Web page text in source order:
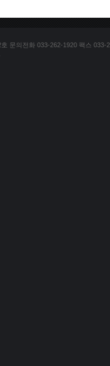
문의전화 033-262-1920 팩스 033-